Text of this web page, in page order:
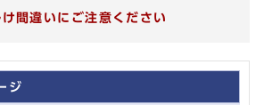
間違いにご注意ください
ジ